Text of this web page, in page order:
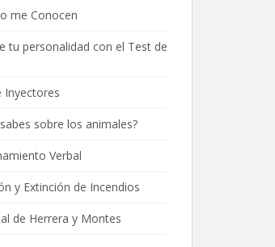
me Conocen
tu personalidad con el Test de
Inyectores
sobre los animales?
Verbal
y Extinción de Incendios
de Herrera y Montes